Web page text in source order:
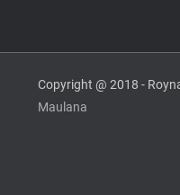
Copyright @ 2018 -
Maulana